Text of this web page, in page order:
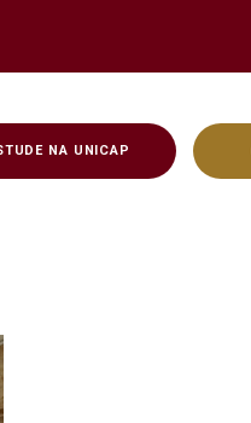
NA UNICAP